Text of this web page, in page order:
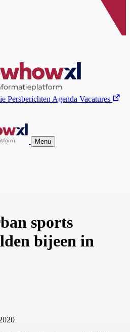
Persberichten Agenda Vacatures
Menu
sports
bijeen in